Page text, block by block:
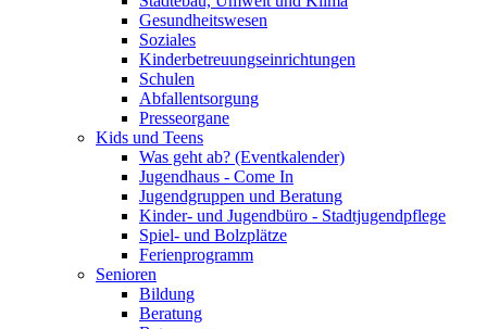
Gesundheitswesen
Soziales
Kinderbetreuungseinrichtungen
Schulen
Abfallentsorgung
Presseorgane
Kids und Teens
Was geht ab? (Eventkalender)
Jugendhaus - Come In
Jugendgruppen und Beratung
Kinder- und Jugendbüro - Stadtjugendpflege
Spiel- und Bolzplätze
Ferienprogramm
Senioren
Bildung
Beratung